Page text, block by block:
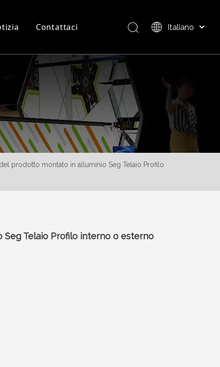
Panoramica del Prodotto
Contattaci Italiano
العربية
Pусский
Nederlands
Português
Deutsch
Español
简体中文
prodotto montato in alluminio Seg Telaio Profilo
Telaio Profilo interno o esterno